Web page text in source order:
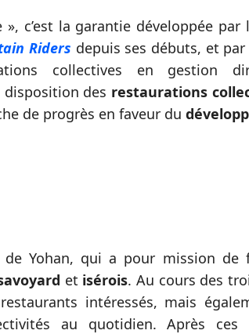
», c’est la garantie développée par
Riders depuis ses débuts, et par
collectives en gestion
disposition des restaurations
de progrès en faveur du
de Yohan, qui a pour mission
et isérois. Au cours des
intéressés, mais
au quotidien. Après ces